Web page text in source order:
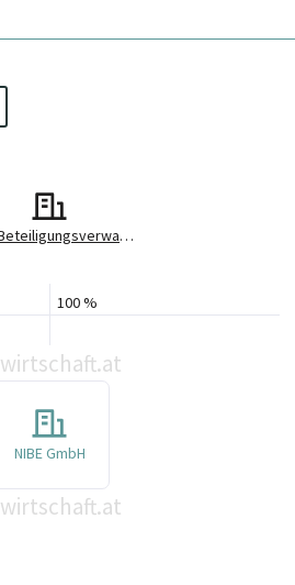
NIBE Beteiligungsverwaltung GmbH
100 %
wirtschaft.at
NIBE GmbH
wirtschaft.at